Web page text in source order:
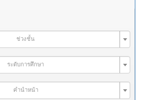
ช่วงชั้น
ระดับการศึกษา
คำนำหน้า